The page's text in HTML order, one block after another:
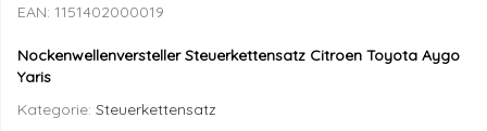
EAN: 1151402000019
Nockenwellenversteller Steuerkettensatz Citroen Toyota Aygo
Yaris
Kategorie: Steuerkettensatz